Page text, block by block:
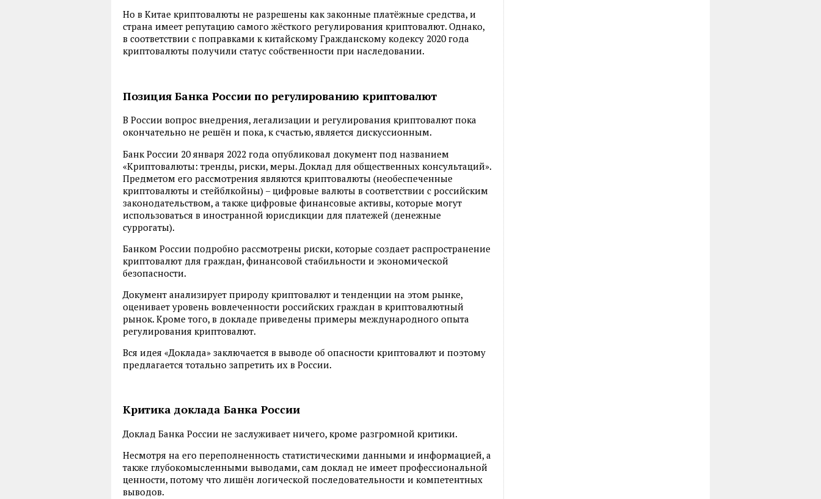
Но в Китае криптовалюты не разрешены как законные платёжные средства, и
страна имеет репутацию самого жёсткого регулирования криптовалют. Однако,
в соответствии с поправками к китайскому Гражданскому кодексу 2020 года
криптовалюты получили статус собственности при наследовании.
Позиция Банка России по регулированию криптовалют
В России вопрос внедрения, легализации и регулирования криптовалют пока
окончательно не решён и пока, к счастью, является дискуссионным.
Банк России 20 января 2022 года опубликовал документ под названием
«Криптовалюты: тренды, риски, меры. Доклад для общественных консультаций».
Предметом его рассмотрения являются криптовалюты (необеспеченные
криптовалюты и стейблкойны) – цифровые валюты в соответствии с российским
законодательством, а также цифровые финансовые активы, которые могут
использоваться в иностранной юрисдикции для платежей (денежные
суррогаты).
Банком России подробно рассмотрены риски, которые создает распространение
криптовалют для граждан, финансовой стабильности и экономической
безопасности.
Документ анализирует природу криптовалют и тенденции на этом рынке,
оценивает уровень вовлеченности российских граждан в криптовалютный
рынок. Кроме того, в докладе приведены примеры международного опыта
регулирования криптовалют.
Вся идея «Доклада» заключается в выводе об опасности криптовалют и поэтому
предлагается тотально запретить их в России.
Критика доклада Банка России
Доклад Банка России не заслуживает ничего, кроме разгромной критики.
Несмотря на его переполненность статистическими данными и информацией, а
также глубокомысленными выводами, сам доклад не имеет профессиональной
ценности, потому что лишён логической последовательности и компетентных
выводов.